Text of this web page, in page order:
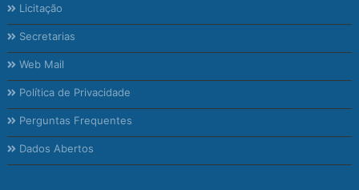
Licitação
Secretarias
Web Mail
Política de Privacidade
Perguntas Frequentes
Dados Abertos